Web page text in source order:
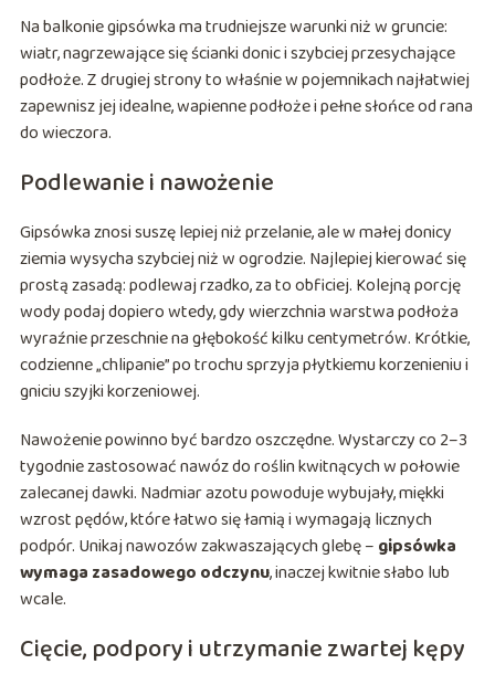
Na balkonie gipsówka ma trudniejsze warunki niż w gruncie:
wiatr, nagrzewające się ścianki donic i szybciej przesychające
podłoże. Z drugiej strony to właśnie w pojemnikach najłatwiej
zapewnisz jej idealne, wapienne podłoże i pełne słońce od rana
do wieczora.
Podlewanie i nawożenie
Gipsówka znosi suszę lepiej niż przelanie, ale w małej donicy
ziemia wysycha szybciej niż w ogrodzie. Najlepiej kierować się
prostą zasadą: podlewaj rzadko, za to obficiej. Kolejną porcję
wody podaj dopiero wtedy, gdy wierzchnia warstwa podłoża
wyraźnie przeschnie na głębokość kilku centymetrów. Krótkie,
codzienne „chlipanie” po trochu sprzyja płytkiemu korzenieniu i
gniciu szyjki korzeniowej.
Nawożenie powinno być bardzo oszczędne. Wystarczy co 2–3
tygodnie zastosować nawóz do roślin kwitnących w połowie
zalecanej dawki. Nadmiar azotu powoduje wybujały, miękki
wzrost pędów, które łatwo się łamią i wymagają licznych
podpór. Unikaj nawozów zakwaszających glebę – gipsówka
wymaga zasadowego odczynu, inaczej kwitnie słabo lub
wcale.
Cięcie, podpory i utrzymanie zwartej kępy